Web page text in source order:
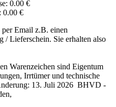
0.00 €
0.00 €
per Email z.B. einen
/ Lieferschein. Sie erhalten also
Warenzeichen sind Eigentum
Irrtümer und technische
13. Juli 2026 BHVD -